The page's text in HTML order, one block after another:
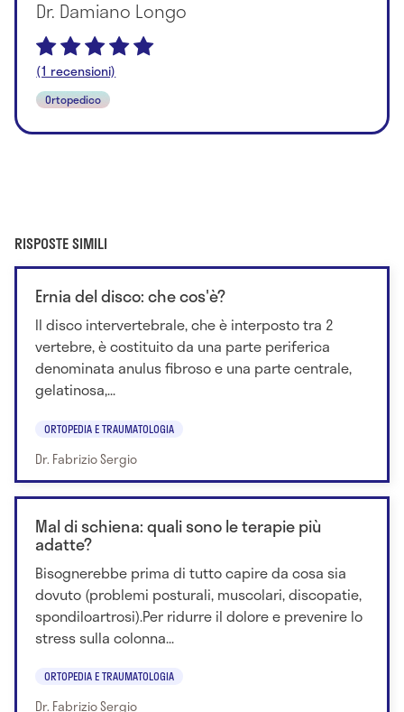
Dr. Damiano Longo
(1 recensioni)
Ortopedico
RISPOSTE SIMILI
Ernia del disco: che cos'è?
Il disco intervertebrale, che è interposto tra 2
vertebre, è costituito da una parte periferica
denominata anulus fibroso e una parte centrale,
gelatinosa,...
ORTOPEDIA E TRAUMATOLOGIA
Dr. Fabrizio Sergio
Mal di schiena: quali sono le terapie più
adatte?
Bisognerebbe prima di tutto capire da cosa sia
dovuto (problemi posturali, muscolari, discopatie,
spondiloartrosi).Per ridurre il dolore e prevenire lo
stress sulla colonna...
ORTOPEDIA E TRAUMATOLOGIA
Dr. Fabrizio Sergio